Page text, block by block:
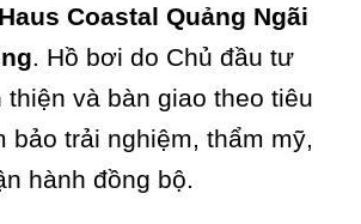
Coastal Quảng Ngãi
. Hồ bơi do Chủ đầu tư
thiện và bàn giao theo tiêu
trải nghiệm, thẩm mỹ,
hành đồng bộ.